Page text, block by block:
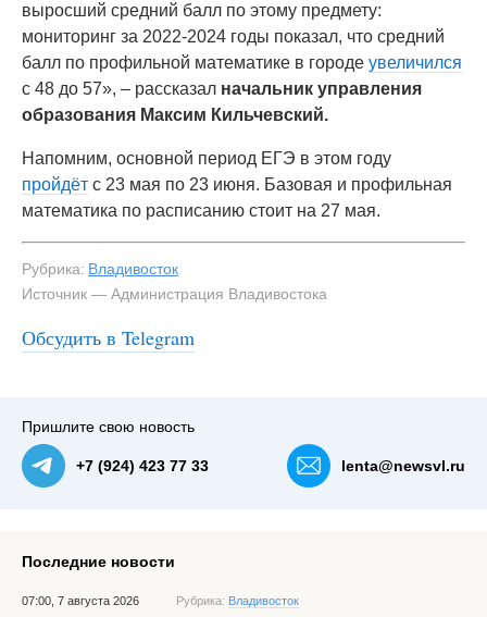
выросший средний балл по этому предмету:
мониторинг за 2022-2024 годы показал, что средний
балл по профильной математике в городе увеличился
с 48 до 57», – рассказал начальник управления
образования Максим Кильчевский.
Напомним, основной период ЕГЭ в этом году
пройдёт с 23 мая по 23 июня. Базовая и профильная
математика по расписанию стоит на 27 мая.
Рубрика: Владивосток
Источник — Администрация Владивостока
Обсудить в Telegram
Пришлите свою новость
+7 (924) 423 77 33 lenta@newsvl.ru
Последние новости
07:00, 7 августа 2026 Рубрика: Владивосток